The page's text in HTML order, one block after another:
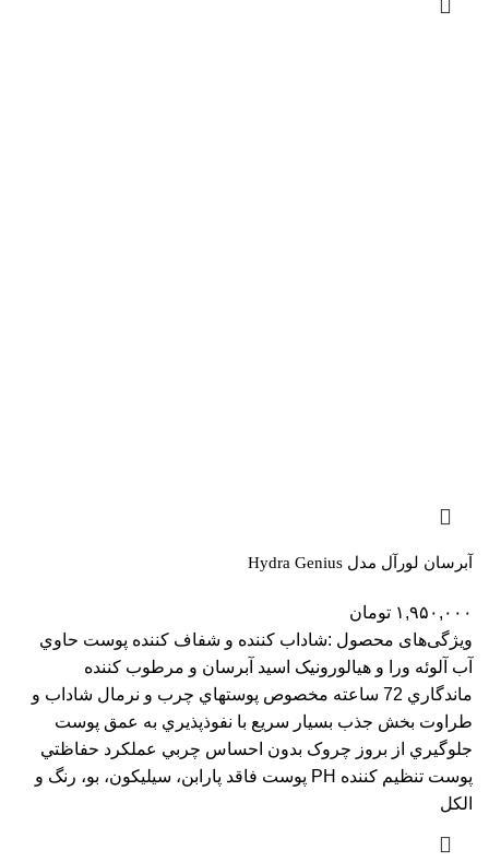
آبرسان لورآل مدل Hydra Genius
۱,۹۵۰,۰۰۰ تومان
ویژگی‌های محصول :شاداب کننده و شفاف کننده پوست حاوي
آب آلوئه ورا و هيالورونيک اسيد آبرسان و مرطوب کننده
ماندگاري 72 ساعته مخصوص پوستهاي چرب و نرمال شاداب و
طراوت بخش جذب بسيار سريع با نفوذپذيري به عمق پوست
جلوگيري از بروز چروک بدون احساس چربي عملکرد حفاظتي
پوست تنظيم کننده PH پوست فاقد پارابن، سيليکون، بو، رنگ و
الکل